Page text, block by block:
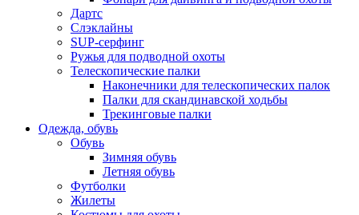
Дартс
Cлэклайны
SUP-серфинг
Ружья для подводной охоты
Телескопические палки
Наконечники для телескопических палок
Палки для скандинавской ходьбы
Трекинговые палки
Одежда, обувь
Обувь
Зимняя обувь
Летняя обувь
Футболки
Жилеты